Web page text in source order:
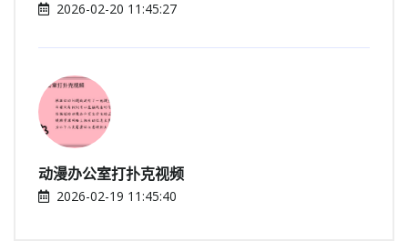
2026-02-20 11:45:27
动漫办公室打扑克视频
2026-02-19 11:45:40